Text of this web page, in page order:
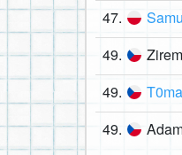
47.
49.
49.
49.